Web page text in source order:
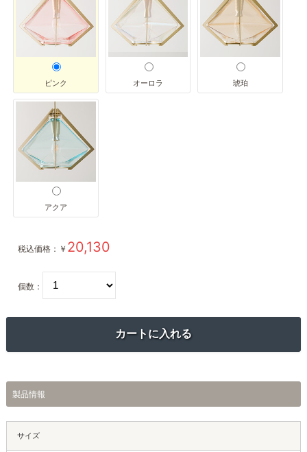
ピンク オーロラ 琥珀
アクア
税込価格： ￥ 20,130
個数：
製品情報
サイズ